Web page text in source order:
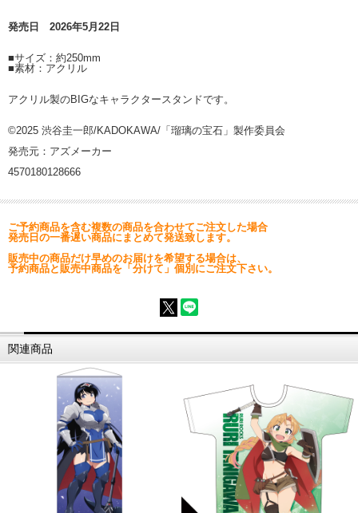
発売日 2026年5月22日
■サイズ：約250mm
■素材：アクリル
アクリル製のBIGなキャラクタースタンドです。
©2025 渋谷圭一郎/KADOKAWA/「瑠璃の宝石」製作委員会
発売元：アズメーカー
4570180128666
ご予約商品を含む複数の商品を合わせてご注文した場合
発売日の一番遅い商品にまとめて発送致します。
販売中の商品だけ早めのお届けを希望する場合は、
予約商品と販売中商品を「分けて」個別にご注文下さい。
関連商品